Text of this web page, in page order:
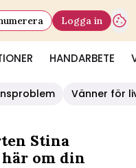
HANDARBETE
Logga in
Vänner för
Stina
om din